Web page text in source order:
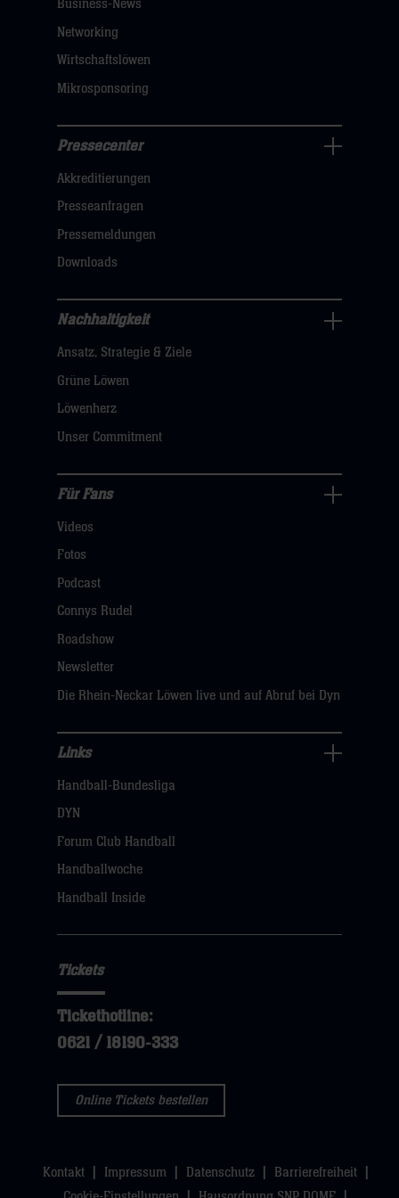
Business-News
Networking
Wirtschaftslöwen
Mikrosponsoring
Navigation
öffnen,
dann
klicken
hier
Pressecenter
Akkreditierungen
Presseanfragen
Pressemeldungen
Downloads
Nachhaltigkeit
Navigation
öffnen,
dann
hier
Nachhaltigkeit
Ansatz, Strategie & Ziele
Grüne Löwen
Löwenherz
Unser Commitment
Fans
Navigation
öffnen,
dann
hier
Für Fans
Videos
Fotos
Podcast
Connys Rudel
Roadshow
Newsletter
Die Rhein-Neckar Löwen live und auf Abruf bei Dyn
Navigation
öffnen,
dann
klicken
Links
Handball-Bundesliga
DYN
Forum Club Handball
Handballwoche
Handball Inside
Tickets
Tickethotline:
0621 / 18190-333
Online Tickets bestellen
Kontakt Impressum Datenschutz
Barrierefreiheit